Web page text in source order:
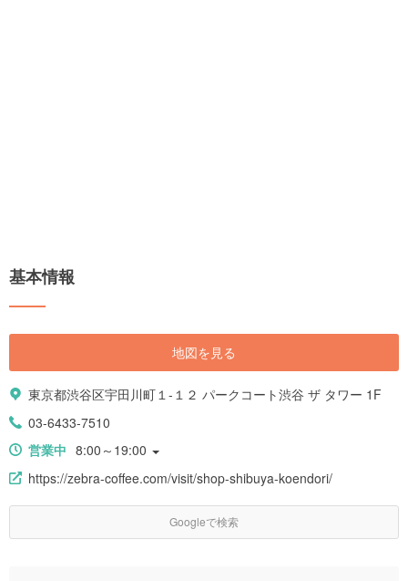
基本情報
地図を見る
東京都渋谷区宇田川町１-１２ パークコート渋谷 ザ タワー 1F
03-6433-7510
営業中 8:00～19:00
https://zebra-coffee.com/visit/shop-shibuya-koendori/
Googleで検索